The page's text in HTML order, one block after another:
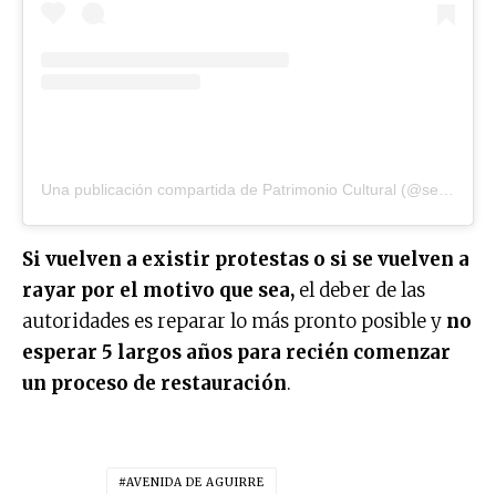
Si vuelven a existir protestas o si se vuelven a
rayar por el motivo que sea, el deber de las
autoridades es reparar lo más pronto posible y no
esperar 5 largos años para recién comenzar
un proceso de restauración.
AVENIDA DE AGUIRRE